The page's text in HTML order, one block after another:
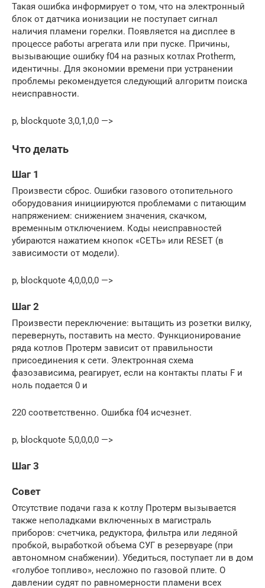
Такая ошибка информирует о том, что на электронный
блок от датчика ионизации не поступает сигнал
наличия пламени горелки. Появляется на дисплее в
процессе работы агрегата или при пуске. Причины,
вызывающие ошибку f04 на разных котлах Protherm,
идентичны. Для экономии времени при устранении
проблемы рекомендуется следующий алгоритм поиска
неисправности.
p, blockquote 3,0,1,0,0 —>
Что делать
Шаг 1
Произвести сброс. Ошибки газового отопительного
оборудования инициируются проблемами с питающим
напряжением: снижением значения, скачком,
временным отключением. Коды неисправностей
убираются нажатием кнопок «СЕТЬ» или RESET (в
зависимости от модели).
p, blockquote 4,0,0,0,0 —>
Шаг 2
Произвести переключение: вытащить из розетки вилку,
перевернуть, поставить на место. Функционирование
ряда котлов Протерм зависит от правильности
присоединения к сети. Электронная схема
фазозависима, реагирует, если на контакты платы F и
ноль подается 0 и
220 соответственно. Ошибка f04 исчезнет.
p, blockquote 5,0,0,0,0 —>
Шаг 3
Совет
Отсутствие подачи газа к котлу Протерм вызывается
также неполадками включенных в магистраль
приборов: счетчика, редуктора, фильтра или ледяной
пробкой, выработкой объема СУГ в резервуаре (при
автономном снабжении). Убедиться, поступает ли в дом
«голубое топливо», несложно по газовой плите. О
давлении судят по равномерности пламени всех